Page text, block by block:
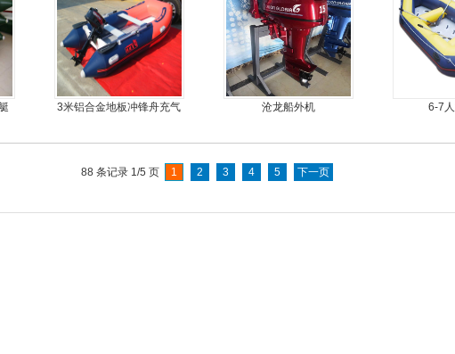
3米铝合金地板冲锋舟充气
沧龙船外机 6-7
88 条记录 1/5 页 1 2 3 4 5 下一页